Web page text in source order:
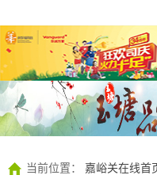
当前位置： 嘉峪关在线首